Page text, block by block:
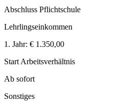
Abschluss Pflichtschule
Lehrlingseinkommen
1. Jahr: € 1.350,00
Start Arbeitsverhältnis
Ab sofort
Sonstiges